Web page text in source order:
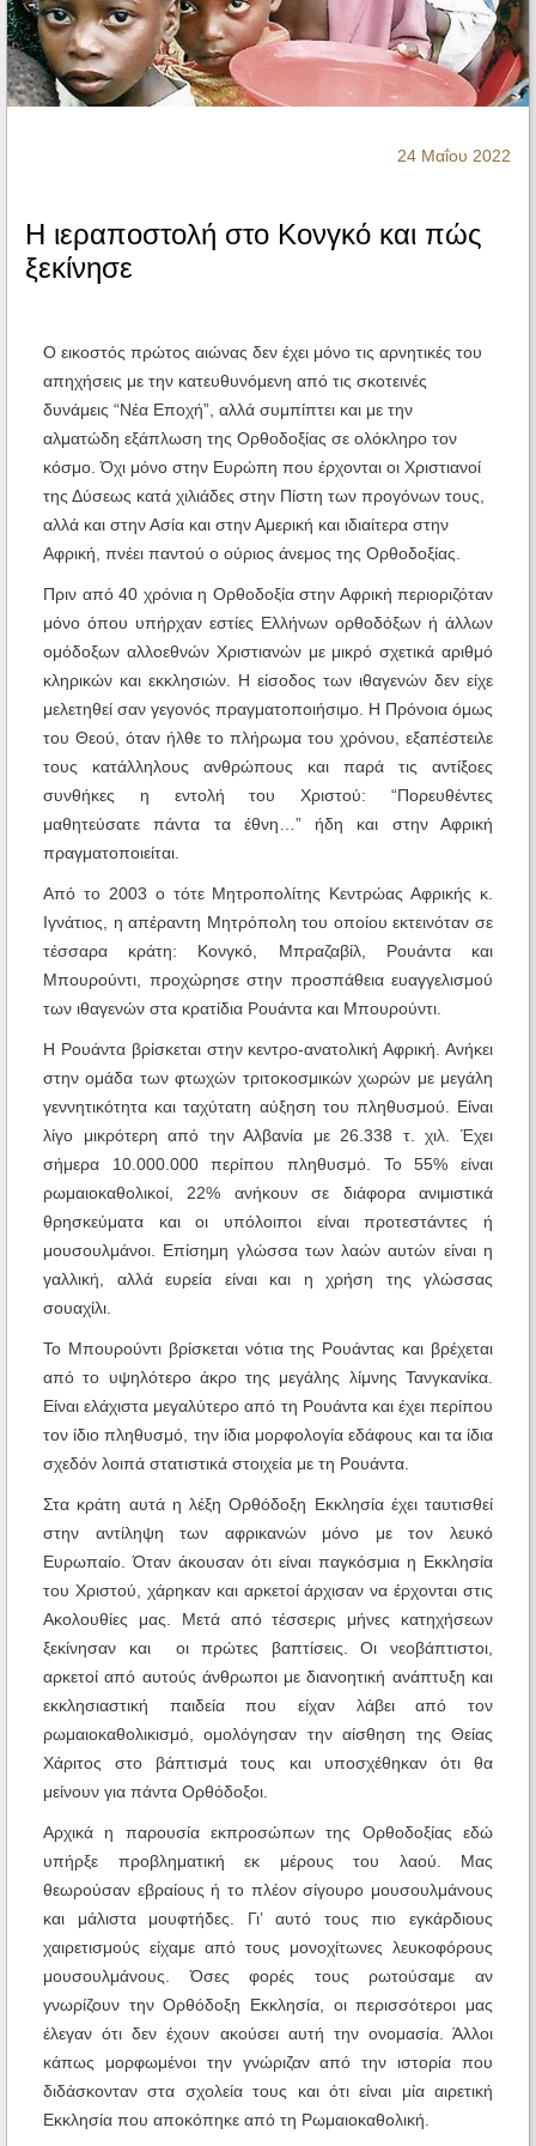
Ηχητικά
24 Μαΐου 2022
Η ιεραποστολή στο Κονγκό και πώς
ξεκίνησε
Ο εικοστός πρώτος αιώνας δεν έχει μόνο τις αρνητικές του
απηχήσεις με την κατευθυνόμενη από τις σκοτεινές
δυνάμεις “Νέα Εποχή”, αλλά συμπίπτει και με την
αλματώδη εξάπλωση της Ορθοδοξίας σε ολόκληρο τον
κόσμο. Όχι μόνο στην Ευρώπη που έρχονται οι Χριστιανοί
της Δύσεως κατά χιλιάδες στην Πίστη των προγόνων τους,
αλλά και στην Ασία και στην Αμερική και ιδιαίτερα στην
Αφρική, πνέει παντού ο ούριος άνεμος της Ορθοδοξίας.
Πριν από 40 χρόνια η Ορθοδοξία στην Αφρική περιοριζόταν
μόνο όπου υπήρχαν εστίες Ελλήνων ορθοδόξων ή άλλων
ομόδοξων αλλοεθνών Χριστιανών με μικρό σχετικά αριθμό
κληρικών και εκκλησιών. Η είσοδος των ιθαγενών δεν είχε
μελετηθεί σαν γεγονός πραγματοποιήσιμο. Η Πρόνοια όμως
του Θεού, όταν ήλθε το πλήρωμα του χρόνου, εξαπέστειλε
τους κατάλληλους ανθρώπους και παρά τις αντίξοες
συνθήκες η εντολή του Χριστού: “Πορευθέντες
μαθητεύσατε πάντα τα έθνη…” ήδη και στην Αφρική
πραγματοποιείται.
Από το 2003 ο τότε Μητροπολίτης Κεντρώας Αφρικής κ.
Ιγνάτιος, η απέραντη Μητρόπολη του οποίου εκτεινόταν σε
τέσσαρα κράτη: Κονγκό, Μπραζαβίλ, Ρουάντα και
Μπουρούντι, προχώρησε στην προσπάθεια ευαγγελισμού
των ιθαγενών στα κρατίδια Ρουάντα και Μπουρούντι.
Η Ρουάντα βρίσκεται στην κεντρο-ανατολική Αφρική. Ανήκει
στην ομάδα των φτωχών τριτοκοσμικών χωρών με μεγάλη
γεννητικότητα και ταχύτατη αύξηση του πληθυσμού. Είναι
λίγο μικρότερη από την Αλβανία με 26.338 τ. χιλ. Έχει
σήμερα 10.000.000 περίπου πληθυσμό. Το 55% είναι
ρωμαιοκαθολικοί, 22% ανήκουν σε διάφορα ανιμιστικά
θρησκεύματα και οι υπόλοιποι είναι προτεστάντες ή
μουσουλμάνοι. Επίσημη γλώσσα των λαών αυτών είναι η
γαλλική, αλλά ευρεία είναι και η χρήση της γλώσσας
σουαχίλι.
Το Μπουρούντι βρίσκεται νότια της Ρουάντας και βρέχεται
από το υψηλότερο άκρο της μεγάλης λίμνης Τανγκανίκα.
Είναι ελάχιστα μεγαλύτερο από τη Ρουάντα και έχει περίπου
τον ίδιο πληθυσμό, την ίδια μορφολογία εδάφους και τα ίδια
σχεδόν λοιπά στατιστικά στοιχεία με τη Ρουάντα.
Στα κράτη αυτά η λέξη Ορθόδοξη Εκκλησία έχει ταυτισθεί
στην αντίληψη των αφρικανών μόνο με τον λευκό
Ευρωπαίο. Όταν άκουσαν ότι είναι παγκόσμια η Εκκλησία
του Χριστού, χάρηκαν και αρκετοί άρχισαν να έρχονται στις
Ακολουθίες μας. Μετά από τέσσερις μήνες κατηχήσεων
ξεκίνησαν και οι πρώτες βαπτίσεις. Οι νεοβάπτιστοι,
αρκετοί από αυτούς άνθρωποι με διανοητική ανάπτυξη και
εκκλησιαστική παιδεία που είχαν λάβει από τον
ρωμαιοκαθολικισμό, ομολόγησαν την αίσθηση της Θείας
Χάριτος στο βάπτισμά τους και υποσχέθηκαν ότι θα
μείνουν για πάντα Ορθόδοξοι.
Αρχικά η παρουσία εκπροσώπων της Ορθοδοξίας εδώ
υπήρξε προβληματική εκ μέρους του λαού. Μας
θεωρούσαν εβραίους ή το πλέον σίγουρο μουσουλμάνους
και μάλιστα μουφτήδες. Γι’ αυτό τους πιο εγκάρδιους
χαιρετισμούς είχαμε από τους μονοχίτωνες λευκοφόρους
μουσουλμάνους. Όσες φορές τους ρωτούσαμε αν
γνωρίζουν την Ορθόδοξη Εκκλησία, οι περισσότεροι μας
έλεγαν ότι δεν έχουν ακούσει αυτή την ονομασία. Άλλοι
κάπως μορφωμένοι την γνώριζαν από την ιστορία που
διδάσκονταν στα σχολεία τους και ότι είναι μία αιρετική
Εκκλησία που αποκόπηκε από τη Ρωμαιοκαθολική.